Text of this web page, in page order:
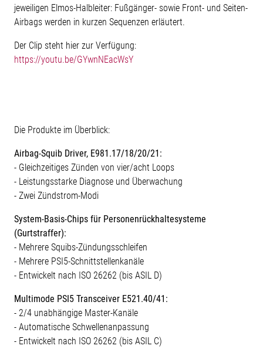
jeweiligen Elmos-Halbleiter: Fußgänger- sowie Front- und Seiten-
Airbags werden in kurzen Sequenzen erläutert.
Der Clip steht hier zur Verfügung:
https://youtu.be/GYwnNEacWsY
Die Produkte im Überblick:
Airbag-Squib Driver, E981.17/18/20/21:
- Gleichzeitiges Zünden von vier/acht Loops
- Leistungsstarke Diagnose und Überwachung
- Zwei Zündstrom-Modi
System-Basis-Chips für Personenrückhaltesysteme
(Gurtstraffer):
- Mehrere Squibs-Zündungsschleifen
- Mehrere PSI5-Schnittstellenkanäle
- Entwickelt nach ISO 26262 (bis ASIL D)
Multimode PSI5 Transceiver E521.40/41:
- 2/4 unabhängige Master-Kanäle
- Automatische Schwellenanpassung
- Entwickelt nach ISO 26262 (bis ASIL C)